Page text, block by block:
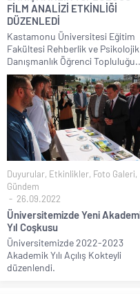
FİLM ANALİZİ ETKİNLİĞİ
DÜZENLEDİ
Kastamonu Üniversitesi Eğitim
Fakültesi Rehberlik ve Psikolojik
Danışmanlık Öğrenci
Duyurular, Etkinlikler, Foto Galeri,
Gündem
26.09.2022
Üniversitemizde Yeni
Yıl Coşkusu
Üniversitemizde 2022-2023
Akademik Yılı Açılış Kokteyli
düzenlendi.